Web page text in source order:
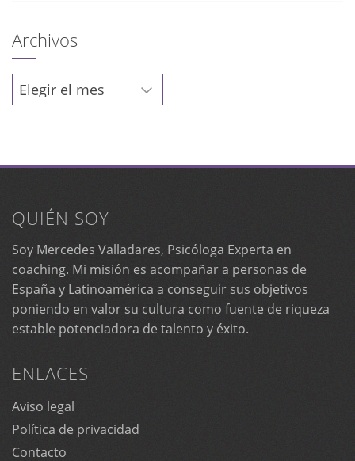
Archivos
Archivos
QUIÉN SOY
Soy Mercedes Valladares, Psicóloga Experta en
coaching. Mi misión es acompañar a personas de
España y Latinoamérica a conseguir sus objetivos
poniendo en valor su cultura como fuente de riqueza
estable potenciadora de talento y éxito.
ENLACES
Aviso legal
Política de privacidad
Contacto